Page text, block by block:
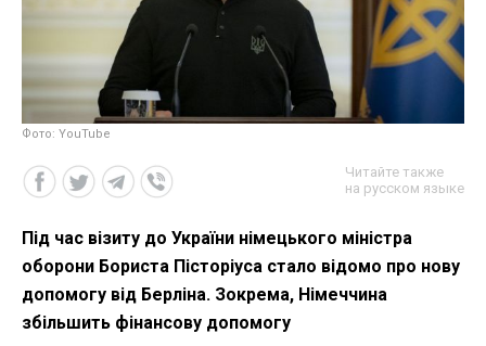
Фото: YouTube
Читайте также
на русском языке
Під час візиту до України німецького міністра
оборони Бориста Пісторіуса стало відомо про нову
допомогу від Берліна. Зокрема, Німеччина
збільшить фінансову допомогу